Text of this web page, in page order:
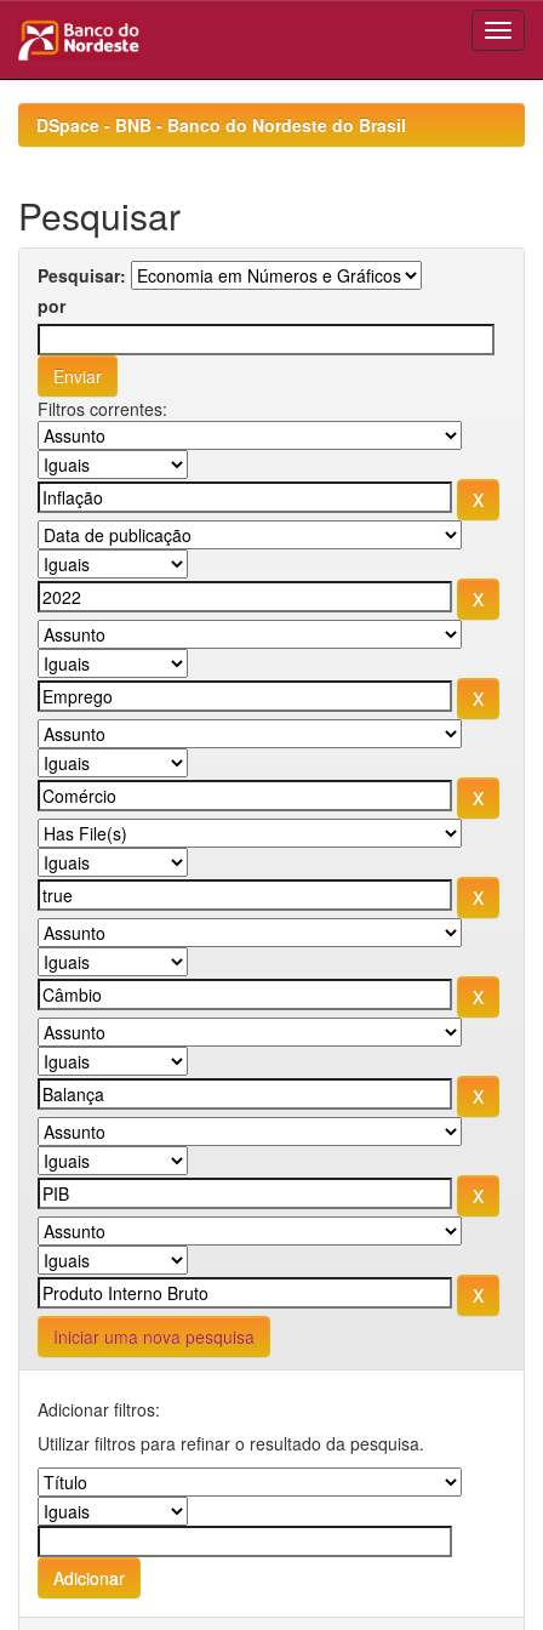
navigationDSpace - BNB - Banco do Nordeste do Brasil
Pesquisar
Pesquisar:
por
Filtros correntes:
Iniciar uma nova pesquisa
Adicionar filtros:
Utilizar filtros para refinar o resultado da pesquisa.